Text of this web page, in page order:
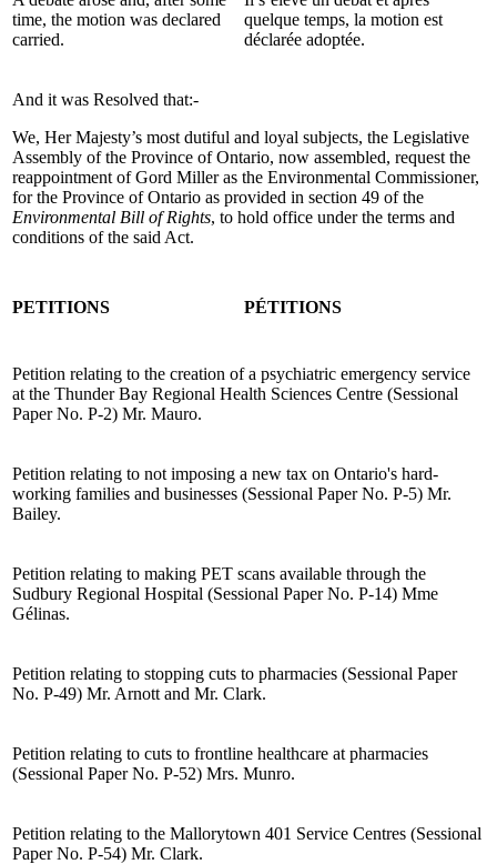
time, the motion was declared
carried.
quelque temps, la motion est
déclarée adoptée.
And it was Resolved that:-
We, Her Majesty’s most dutiful and loyal subjects, the Legislative
Assembly of the Province of Ontario, now assembled, request the
reappointment of Gord Miller as the Environmental Commissioner,
for the Province of Ontario as provided in section 49 of the
Environmental Bill of Rights, to hold office under the terms and
conditions of the said Act.
PETITIONS PÉTITIONS
Petition relating to the creation of a psychiatric emergency service
at the Thunder Bay Regional Health Sciences Centre (Sessional
Paper No. P-2) Mr. Mauro.
Petition relating to not imposing a new tax on Ontario's hard-
working families and businesses (Sessional Paper No. P-5) Mr.
Bailey.
Petition relating to making PET scans available through the
Sudbury Regional Hospital (Sessional Paper No. P-14) Mme
Gélinas.
Petition relating to stopping cuts to pharmacies (Sessional Paper
No. P-49) Mr. Arnott and Mr. Clark.
Petition relating to cuts to frontline healthcare at pharmacies
(Sessional Paper No. P-52) Mrs. Munro.
Petition relating to the Mallorytown 401 Service Centres (Sessional
Paper No. P-54) Mr. Clark.